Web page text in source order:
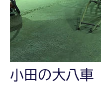
小田の大八車